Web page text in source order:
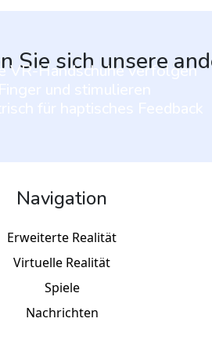
Sie sich unsere
VR-Handschuhe verfolgen
Navigation
Erweiterte Realität
Virtuelle Realität
Spiele
Nachrichten